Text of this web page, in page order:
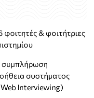
& φοιτήτριες
συμπλήρωση
συστήματος
Interviewing)